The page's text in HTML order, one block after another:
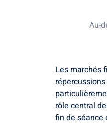
Au-
Les marchés
rôle central
fin de séance